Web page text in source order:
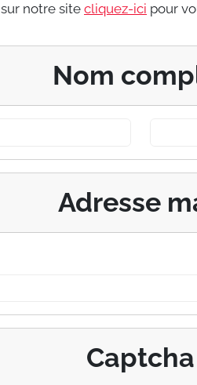
notre site cliquez-ici pour
Nom
Adresse
Captcha